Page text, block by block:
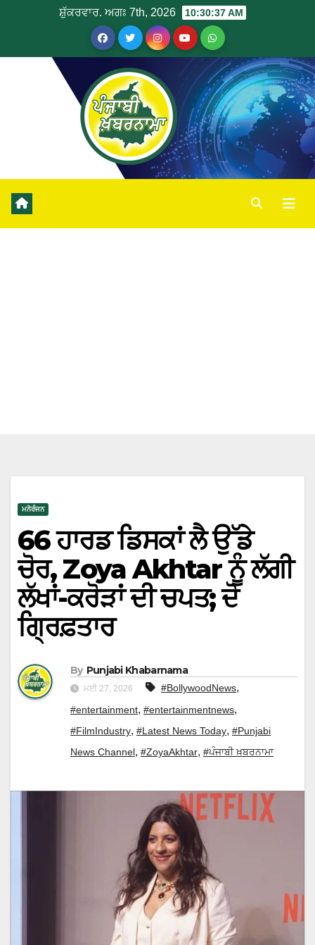
ਸ਼ੁੱਕਰਵਾਰ. ਅਗਃ 7th, 2026 10:30:38 AM
ਮਨੋਰੰਜਨ
66 ਹਾਰਡ ਡਿਸਕਾਂ ਲੈ ਉੱਡੇ
ਚੋਰ, Zoya Akhtar ਨੂੰ ਲੱਗੀ
ਲੱਖਾਂ-ਕਰੋੜਾਂ ਦੀ ਚਪਤ; ਦੋ
ਗ੍ਰਿਫ਼ਤਾਰ
By Punjabi Khabarnama
ਮਈ 27, 2026 #BollywoodNews,
#entertainment, #entertainmentnews,
#FilmIndustry, #Latest News Today, #Punjabi
News Channel, #ZoyaAkhtar, #ਪੰਜਾਬੀ ਖ਼ਬਰਨਾਮਾ